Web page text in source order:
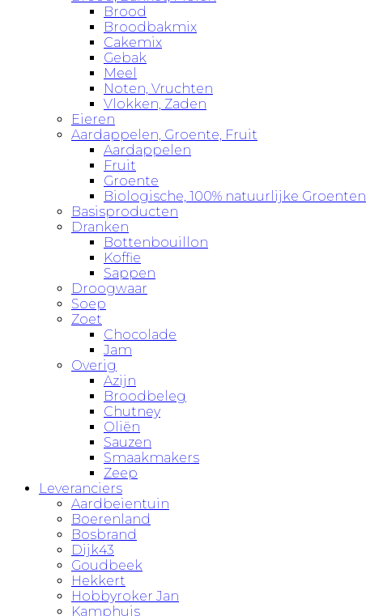
Brood
Broodbakmix
Cakemix
Gebak
Meel
Noten, Vruchten
Vlokken, Zaden
Eieren
Aardappelen, Groente, Fruit
Aardappelen
Fruit
Groente
Biologische, 100% natuurlijke Groenten
Basisproducten
Dranken
Bottenbouillon
Koffie
Sappen
Droogwaar
Soep
Zoet
Chocolade
Jam
Overig
Azijn
Broodbeleg
Chutney
Oliën
Sauzen
Smaakmakers
Zeep
Leveranciers
Aardbeientuin
Boerenland
Bosbrand
Dijk43
Goudbeek
Hekkert
Hobbyroker Jan
Kamphuis